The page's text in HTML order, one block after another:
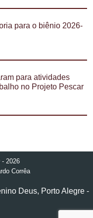
para o biênio 2026-
para atividades
no Projeto Pescar
2026
Corrêa
Deus, Porto Alegre -